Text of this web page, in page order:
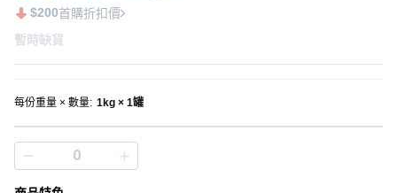
$200首購折扣價
暫時缺貨
每份重量 × 數量: 1kg × 1罐